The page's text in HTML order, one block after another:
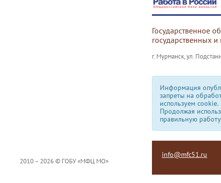
Государственное
государственных
г. Мурманск, ул.
Информация
запреты на
используем сookie.
Продолжая
правильную
2010 – 2026 © ГОБУ «МФЦ МО»
info@mfc51.ru